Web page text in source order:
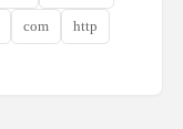
com http